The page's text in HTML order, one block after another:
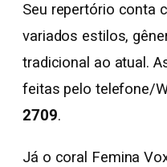
Seu repertório conta
variados estilos,
tradicional ao atual.
feitas pelo telefone/
2709.
Já o coral Femina